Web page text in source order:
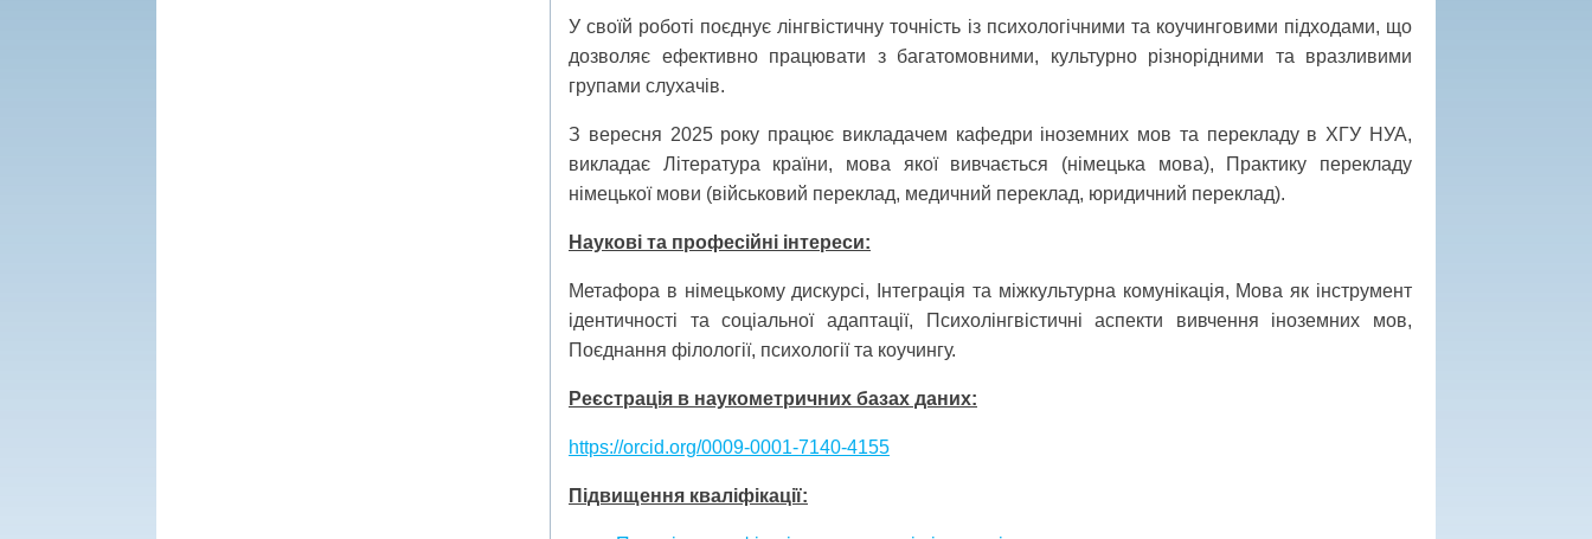
У своїй роботі поєднує лінгвістичну точність із психологічними та коучинговими підходами, що
дозволяє ефективно працювати з багатомовними, культурно різнорідними та вразливими
групами слухачів.
З вересня 2025 року працює викладачем кафедри іноземних мов та перекладу в ХГУ НУА,
викладає Література країни, мова якої вивчається (німецька мова), Практику перекладу
німецької мови (військовий переклад, медичний переклад, юридичний переклад).
Наукові та професійні інтереси:
Метафора в німецькому дискурсі, Інтеграція та міжкультурна комунікація, Мова як інструмент
ідентичності та соціальної адаптації, Психолінгвістичні аспекти вивчення іноземних мов,
Поєднання філології, психології та коучингу.
Реєстрація в наукометричних базах даних:
https://orcid.org/0009-0001-7140-4155
Підвищення кваліфікації: